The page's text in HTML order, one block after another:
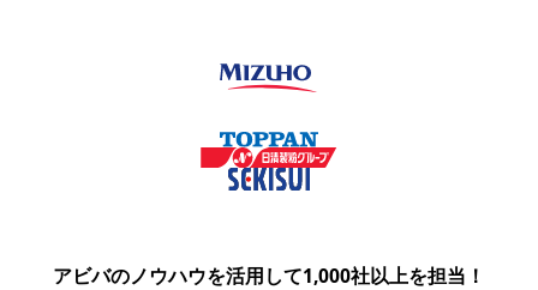
アビバのノウハウを活用して1,000社以上を担当！